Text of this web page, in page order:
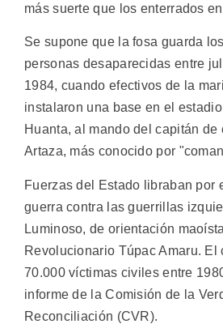
más suerte que los enterrados
Se supone que la fosa guarda
personas desaparecidas entre
1984, cuando efectivos de la
instalaron una base en el
Huanta, al mando del capitán de
Artaza, más conocido por
Fuerzas del Estado libraban por
guerra contra las guerrillas
Luminoso, de orientación
Revolucionario Túpac Amaru. El
70.000 víctimas civiles entre
informe de la Comisión de la
Reconciliación (CVR).